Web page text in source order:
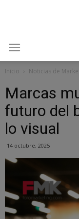
Inicio Noticias de
Marcas
futuro del
lo visual
14 octubre, 2025